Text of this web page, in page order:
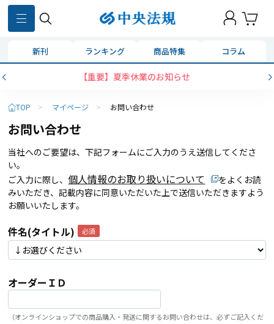
新刊 ランキング 商品特集 コラム
【重要】夏季休業のお知らせ
TOP > マイページ > お問い合わせ
お問い合わせ
当社へのご要望は、下記フォームにご入力のうえ送信してくださ
い。
ご入力に際し、 個人情報のお取り扱いについて
をよくお読
みいただき、記載内容に同意いただいた上で送信いただきますよう
お願いいたします。
件名(タイトル)
オーダーＩＤ
（オンラインショップでの商品購入・発送に関するお問い合わせは、必ずご記入くだ